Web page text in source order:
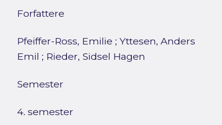
Forfattere
Pfeiffer-Ross, Emilie ; Yttesen, Anders
Emil ; Rieder, Sidsel Hagen
Semester
4. semester